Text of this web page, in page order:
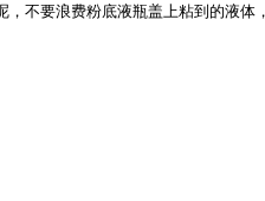
不要浪费粉底液瓶盖上粘到的液体